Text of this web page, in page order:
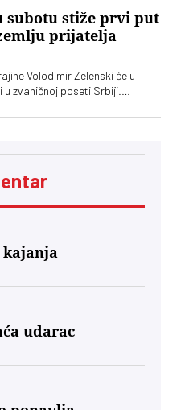
subotu stiže prvi put
prijatelja
Volodimir Zelenski će u
zvaničnoj poseti Srbiji.
je služba za saradnju sa
kajanja
udarac